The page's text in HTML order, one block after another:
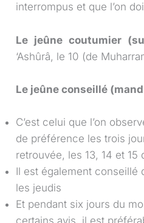
interrompus et que l’on
Le jeûne coutumier
‘Ashûrâ, le 10 (de
Le jeûne conseillé
C’est celui que l’on
de préférence les trois
retrouvée, les 13, 14 et 15
Il est également conseillé
les jeudis
Et pendant six jours du
certains avis, il est